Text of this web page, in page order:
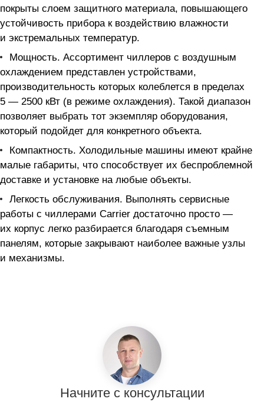
покрыты слоем защитного материала, повышающего
устойчивость прибора к воздействию влажности
и экстремальных температур.
Мощность. Ассортимент чиллеров с воздушным
охлаждением представлен устройствами,
производительность которых колеблется в пределах
5 — 2500 кВт (в режиме охлаждения). Такой диапазон
позволяет выбрать тот экземпляр оборудования,
который подойдет для конкретного объекта.
Компактность. Холодильные машины имеют крайне
малые габариты, что способствует их беспроблемной
доставке и установке на любые объекты.
Легкость обслуживания. Выполнять сервисные
работы с чиллерами Carrier достаточно просто —
их корпус легко разбирается благодаря съемным
панелям, которые закрывают наиболее важные узлы
и механизмы.
Начните с консультации